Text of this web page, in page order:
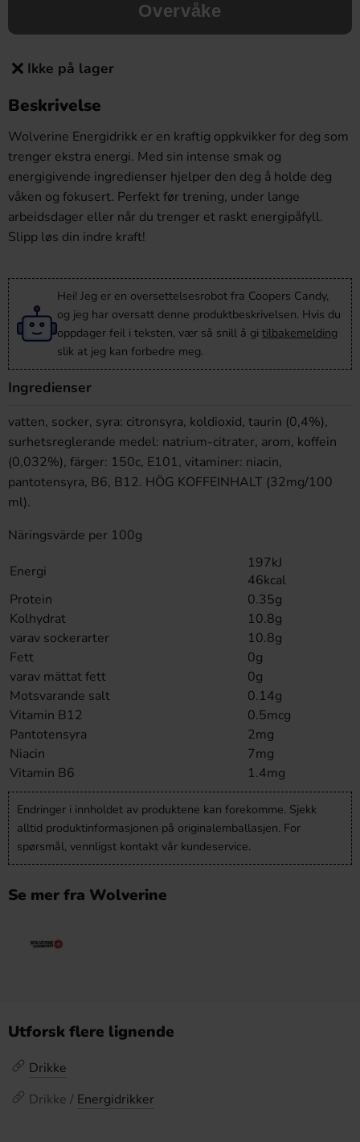
Overvåke
Ikke på lager
Beskrivelse
Wolverine Energidrikk er en kraftig oppkvikker for deg som
trenger ekstra energi. Med sin intense smak og
energigivende ingredienser hjelper den deg å holde deg
våken og fokusert. Perfekt før trening, under lange
arbeidsdager eller når du trenger et raskt energipåfyll.
Slipp løs din indre kraft!
Hei! Jeg er en oversettelsesrobot fra Coopers Candy,
og jeg har oversatt denne produktbeskrivelsen. Hvis du
oppdager feil i teksten, vær så snill å gi tilbakemelding
slik at jeg kan forbedre meg.
Ingredienser
vatten, socker, syra: citronsyra, koldioxid, taurin (0,4%),
surhetsreglerande medel: natrium-citrater, arom, koffein
(0,032%), färger: 150c, E101, vitaminer: niacin,
pantotensyra, B6, B12. HÖG KOFFEINHALT (32mg/100
ml).
Näringsvärde per 100g
Energi
197kJ
46kcal
Protein
0.35g
Kolhydrat
10.8g
varav sockerarter
10.8g
Fett
0g
varav mättat fett
0g
Motsvarande salt
0.14g
Vitamin B12
0.5mcg
Pantotensyra
2mg
Niacin
7mg
Vitamin B6
1.4mg
Endringer i innholdet av produktene kan forekomme. Sjekk
alltid produktinformasjonen på originalemballasjen. For
spørsmål, vennligst kontakt vår kundeservice.
Se mer fra Wolverine
Utforsk flere lignende
Drikke
Drikke / Energidrikker